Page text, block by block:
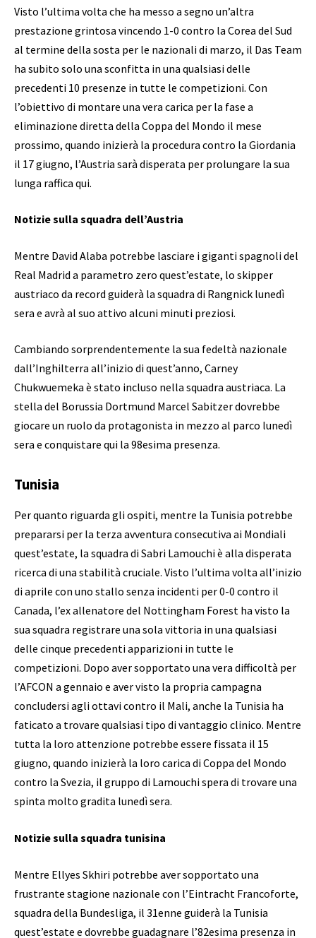
Visto l’ultima volta che ha messo a segno un’altra
prestazione grintosa vincendo 1-0 contro la Corea del Sud
al termine della sosta per le nazionali di marzo, il Das Team
ha subito solo una sconfitta in una qualsiasi delle
precedenti 10 presenze in tutte le competizioni. Con
l’obiettivo di montare una vera carica per la fase a
eliminazione diretta della Coppa del Mondo il mese
prossimo, quando inizierà la procedura contro la Giordania
il 17 giugno, l’Austria sarà disperata per prolungare la sua
lunga raffica qui.
Notizie sulla squadra dell’Austria
Mentre David Alaba potrebbe lasciare i giganti spagnoli del
Real Madrid a parametro zero quest’estate, lo skipper
austriaco da record guiderà la squadra di Rangnick lunedì
sera e avrà al suo attivo alcuni minuti preziosi.
Cambiando sorprendentemente la sua fedeltà nazionale
dall’Inghilterra all’inizio di quest’anno, Carney
Chukwuemeka è stato incluso nella squadra austriaca. La
stella del Borussia Dortmund Marcel Sabitzer dovrebbe
giocare un ruolo da protagonista in mezzo al parco lunedì
sera e conquistare qui la 98esima presenza.
Tunisia
Per quanto riguarda gli ospiti, mentre la Tunisia potrebbe
prepararsi per la terza avventura consecutiva ai Mondiali
quest’estate, la squadra di Sabri Lamouchi è alla disperata
ricerca di una stabilità cruciale. Visto l’ultima volta all’inizio
di aprile con uno stallo senza incidenti per 0-0 contro il
Canada, l’ex allenatore del Nottingham Forest ha visto la
sua squadra registrare una sola vittoria in una qualsiasi
delle cinque precedenti apparizioni in tutte le
competizioni. Dopo aver sopportato una vera difficoltà per
l’AFCON a gennaio e aver visto la propria campagna
concludersi agli ottavi contro il Mali, anche la Tunisia ha
faticato a trovare qualsiasi tipo di vantaggio clinico. Mentre
tutta la loro attenzione potrebbe essere fissata il 15
giugno, quando inizierà la loro carica di Coppa del Mondo
contro la Svezia, il gruppo di Lamouchi spera di trovare una
spinta molto gradita lunedì sera.
Notizie sulla squadra tunisina
Mentre Ellyes Skhiri potrebbe aver sopportato una
frustrante stagione nazionale con l’Eintracht Francoforte,
squadra della Bundesliga, il 31enne guiderà la Tunisia
quest’estate e dovrebbe guadagnare l’82esima presenza in